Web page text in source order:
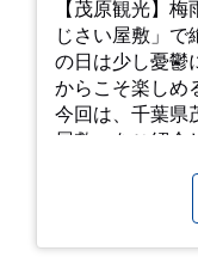
【茂原観光】
じさい屋敷」で
の日は少し憂鬱
からこそ楽しめ
今回は、千葉県
屋敷」をご紹介
め尽くす「あ
力は、なんとい